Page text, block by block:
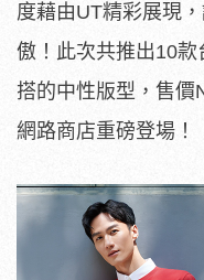
度藉由UT精彩展現
傲！此次共推出10
搭的中性版型，售價
網路商店重磅登場！